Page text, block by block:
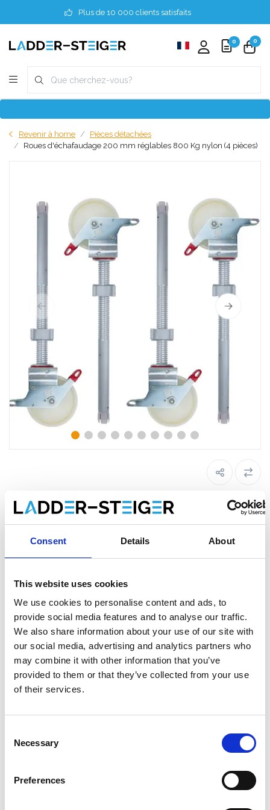
Consent Details About
This website uses cookies
We use cookies to personalise content and ads, to
provide social media features and to analyse our traffic.
We also share information about your use of our site with
our social media, advertising and analytics partners who
may combine it with other information that you’ve
provided to them or that they’ve collected from your use
of their services.
Selection
Necessary
Preferences
Plus de 10 000 clients satisfaits
0 0
Revenir à home
Pièces détachées
Roues d'échafaudage 200 mm réglables 800 Kg nylon (4 pièces)
Roues d'échafaudage 200 mm
réglables 800 Kg nylon (4 pièces)
€341,00 HT
€412,61 TTC
Livraison gratuite en 1-3 jours ouvrables, ou ramasser à
Ajouter au panier